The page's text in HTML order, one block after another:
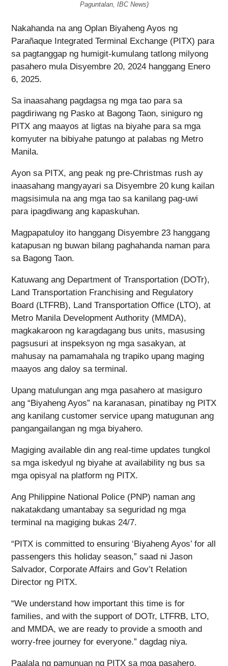
Paguntalan, IBC News)
Nakahanda na ang Oplan Biyaheng Ayos ng
Parañaque Integrated Terminal Exchange (PITX) para
sa pagtanggap ng humigit-kumulang tatlong milyong
pasahero mula Disyembre 20, 2024 hanggang Enero
6, 2025.
Sa inaasahang pagdagsa ng mga tao para sa
pagdiriwang ng Pasko at Bagong Taon, siniguro ng
PITX ang maayos at ligtas na biyahe para sa mga
komyuter na bibiyahe patungo at palabas ng Metro
Manila.
Ayon sa PITX, ang peak ng pre-Christmas rush ay
inaasahang mangyayari sa Disyembre 20 kung kailan
magsisimula na ang mga tao sa kanilang pag-uwi
para ipagdiwang ang kapaskuhan.
Magpapatuloy ito hanggang Disyembre 23 hanggang
katapusan ng buwan bilang paghahanda naman para
sa Bagong Taon.
Katuwang ang Department of Transportation (DOTr),
Land Transportation Franchising and Regulatory
Board (LTFRB), Land Transportation Office (LTO), at
Metro Manila Development Authority (MMDA),
magkakaroon ng karagdagang bus units, masusing
pagsusuri at inspeksyon ng mga sasakyan, at
mahusay na pamamahala ng trapiko upang maging
maayos ang daloy sa terminal.
Upang matulungan ang mga pasahero at masiguro
ang “Biyaheng Ayos” na karanasan, pinatibay ng PITX
ang kanilang customer service upang matugunan ang
pangangailangan ng mga biyahero.
Magiging available din ang real-time updates tungkol
sa mga iskedyul ng biyahe at availability ng bus sa
mga opisyal na platform ng PITX.
Ang Philippine National Police (PNP) naman ang
nakatakdang umantabay sa seguridad ng mga
terminal na magiging bukas 24/7.
“PITX is committed to ensuring ‘Biyaheng Ayos’ for all
passengers this holiday season,” saad ni Jason
Salvador, Corporate Affairs and Gov’t Relation
Director ng PITX.
“We understand how important this time is for
families, and with the support of DOTr, LTFRB, LTO,
and MMDA, we are ready to provide a smooth and
worry-free journey for everyone.” dagdag niya.
Paalala ng pamunuan ng PITX sa mga pasahero,